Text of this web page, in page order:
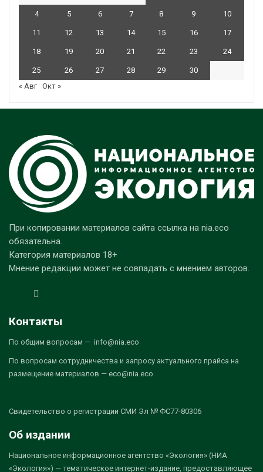
4 5 6 7 8 9 10
11 12 13 14 15 16 17
18 19 20 21 22 23 24
25 26 27 28 29
30
« Авг Окт »
При копировании материалов сайта ссылка на nia.eco
обязательна.
Категория материалов 18+
Мнение редакции может не совпадать с мнением авторов.
Контакты
По общим вопросам — info@nia.eco
По вопросам сотрудничества и запросу актуального прайса на
размещение материалов — eco@nia.eco
Свидетельство о регистрации СМИ Эл № ФС77-80306
Об издании
Национальное информационное агентство «Экология» (НИА
«Экология») — тематическое интернет-издание, предоставляющее